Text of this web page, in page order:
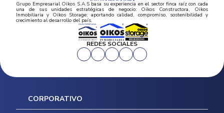
Grupo Empresarial Oikos S.A.S basa su experiencia en el sector finca raíz con cada
una de sus unidades estratégicas de negocio: Oikos Constructora, Oikos
Inmobiliaria y Oikos Storage; aportando calidad, compromiso, sostenibilidad y
crecimiento al desarrollo del país.
REDES SOCIALES
CORPORATIVO